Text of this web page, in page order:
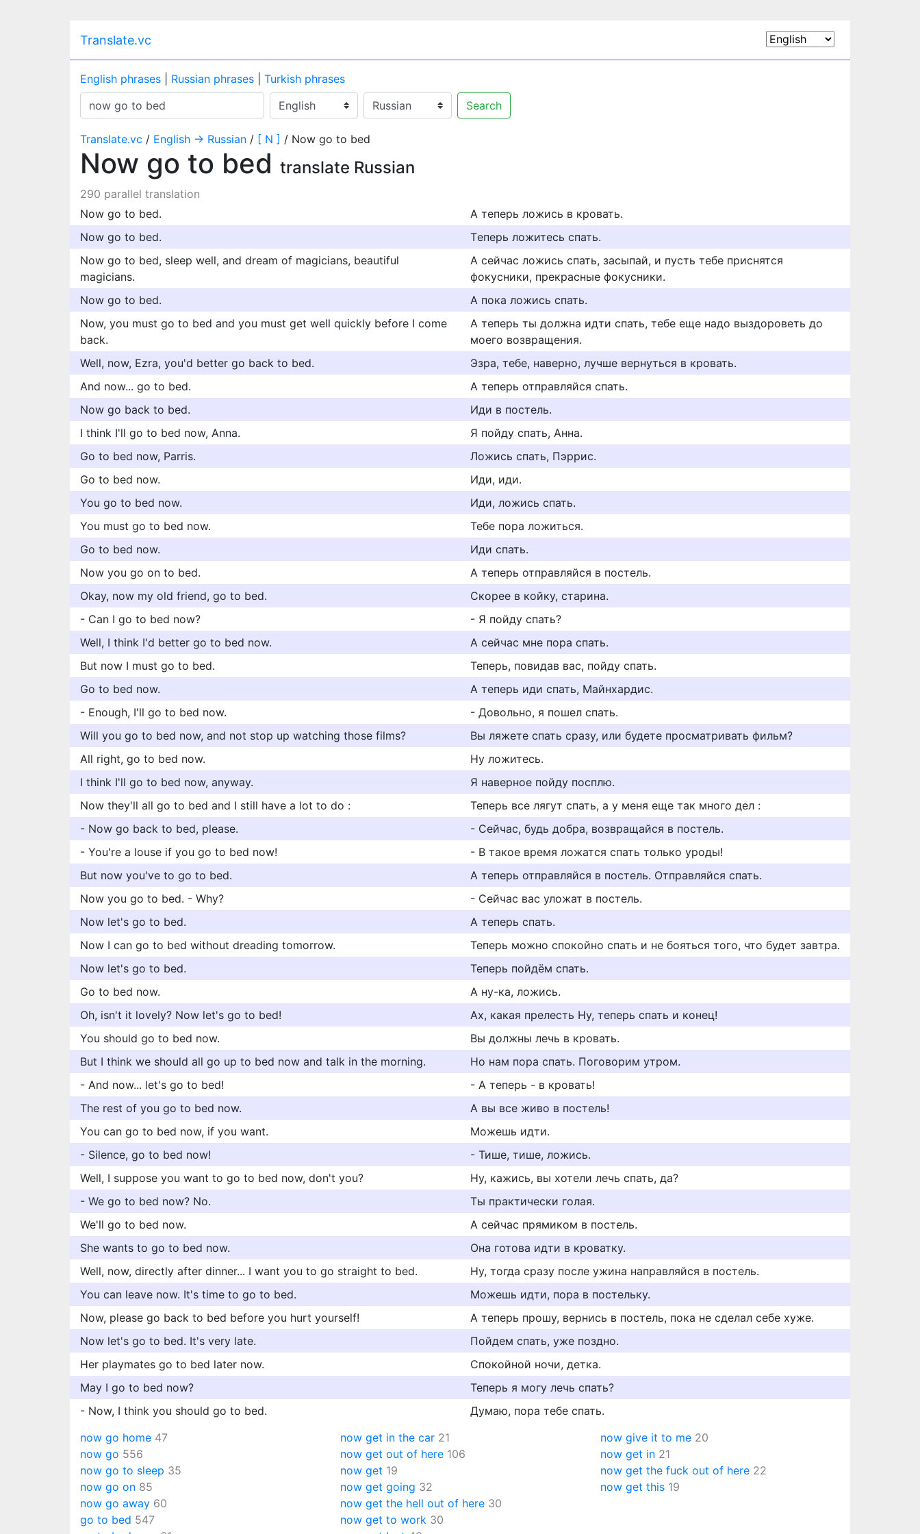
Translate.vc
English phrases Russian phrases
Turkish phrases
Search
Translate.vc / English → Russian / [ N ] / Now go to bed
Now go to bed translate Russian
290 parallel translation
Now go to bed.
А теперь ложись в кровать.
Now go to bed.
Τеперь ложитесь спать.
Now go to bed, sleep well, and dream of magicians, beautiful
magicians.
А сейчас ложись спать, засыпай, и пусть тебе приснятся
фокусники, прекрасные фокусники.
Now go to bed.
А пока ложись спать.
Now, you must go to bed and you must get well quickly before I come
back.
А теперь ты должна идти спать, тебе еще надо выздороветь до
моего возвращения.
Well, now, Ezra, you'd better go back to bed.
Эзра, тебе, наверно, лучше вернуться в кровать.
And now... go to bed.
А теперь отправляйся спать.
Now go back to bed.
Иди в постель.
I think I'll go to bed now, Anna.
Я пойду спать, Анна.
Go to bed now, Parris.
Ложись спать, Пэррис.
Go to bed now.
Иди, иди.
You go to bed now.
Иди, ложись спать.
You must go to bed now.
Тебе пора ложиться.
Go to bed now.
Иди спать.
Now you go on to bed.
А теперь отправляйся в постель.
Okay, now my old friend, go to bed.
Скорее в койку, старина.
- Can I go to bed now?
- Я пойду спать?
Well, I think I'd better go to bed now.
А сейчас мне пора спать.
But now I must go to bed.
Теперь, повидав вас, пойду спать.
Go to bed now.
А теперь иди спать, Майнхардис.
- Enough, I'll go to bed now.
- Довольно, я пошел спать.
Will you go to bed now, and not stop up watching those films?
Вы ляжете спать сразу, или будете просматривать фильм?
All right, go to bed now.
Ну ложитесь.
I think I'll go to bed now, anyway.
Я наверное пойду посплю.
Now they'll all go to bed and I still have a lot to do :
Теперь все лягут спать, а у меня еще так много дел :
- Now go back to bed, please.
- Сейчас, будь добра, возвращайся в постель.
- You're a louse if you go to bed now!
- В такое время ложатся спать только уроды!
But now you've to go to bed.
А теперь отправляйся в постель. Отправляйся спать.
Now you go to bed. - Why?
- Сейчас вас уложат в постель.
Now let's go to bed.
А теперь спать.
Now I can go to bed without dreading tomorrow.
Теперь можно спокойно спать и не бояться того, что будет завтра.
Now let's go to bed.
Теперь пойдём спать.
Go to bed now.
А ну-ка, ложись.
Oh, isn't it lovely? Now let's go to bed!
Ах, какая прелесть Ну, теперь спать и конец!
You should go to bed now.
Вы должны лечь в кровать.
But I think we should all go up to bed now and talk in the morning.
Но нам пора спать. Поговорим утром.
- And now... let's go to bed!
- А теперь - в кровать!
The rest of you go to bed now.
А вы все живо в постель!
You can go to bed now, if you want.
Можешь идти.
- Silence, go to bed now!
- Тише, тише, ложись.
Well, I suppose you want to go to bed now, don't you?
Ну, кажись, вы хотели лечь спать, да?
- We go to bed now? No.
Ты практически голая.
We'll go to bed now.
А сейчас прямиком в постель.
She wants to go to bed now.
Она готова идти в кроватку.
Well, now, directly after dinner... I want you to go straight to bed.
Ну, тогда сразу после ужина направляйся в постель.
You can leave now. It's time to go to bed.
Можешь идти, пора в постельку.
Now, please go back to bed before you hurt yourself!
А теперь прошу, вернись в постель, пока не сделал себе хуже.
Now let's go to bed. It's very late.
Пойдем спать, уже поздно.
Her playmates go to bed later now.
Спокойной ночи, детка.
May I go to bed now?
Теперь я могу лечь спать?
- Now, I think you should go to bed.
Думаю, пора тебе спать.
now go home 47
now go 556
now go to sleep 35
now go on 85
now go away 60
go to bed 547
now get in the car 21
now get out of here 106
now get 19
now get going 32
now get the hell out of here 30
now get to work 30
now give it to me 20
now get in 21
now get the fuck out of here 22
now get this 19